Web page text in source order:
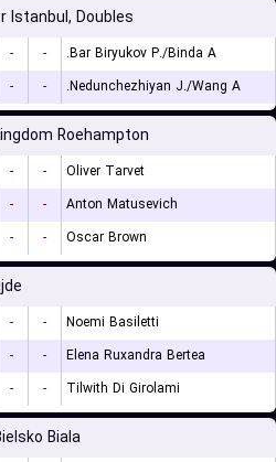
Istanbul, Doubles
- -
Bar Biryukov P./Binda A.
- - Nedunchezhiyan J./Wang A.
Roehampton
- -
Oliver Tarvet
- -
Anton Matusevich
- - Oscar Brown
- -
Noemi Basiletti
- -
Elena Ruxandra Bertea
- - Tilwith Di Girolami
Biala